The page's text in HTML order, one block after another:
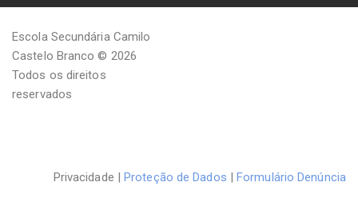
Escola Secundária Camilo
Castelo Branco © 2026
Todos os direitos
reservados
Privacidade |Proteção de Dados |Formulário Denúncia